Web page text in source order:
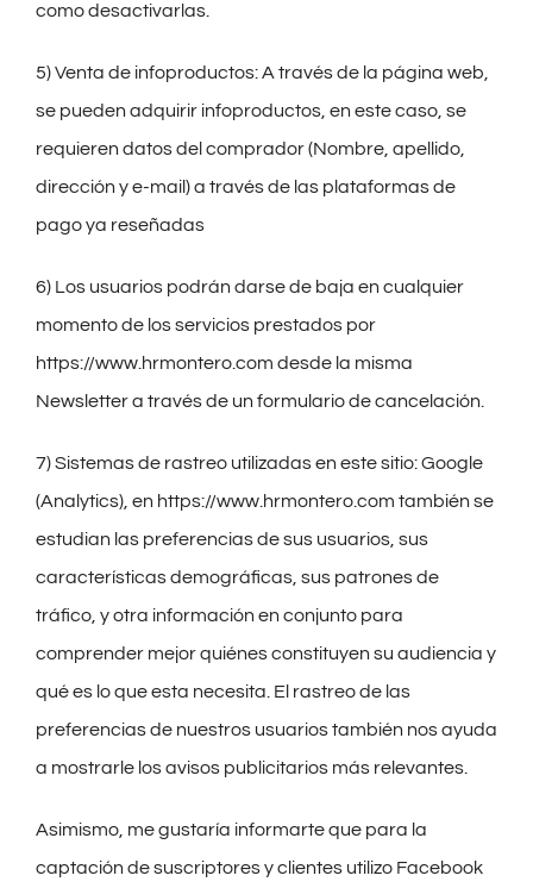
como desactivarlas.
5) Venta de infoproductos: A través de la página web,
se pueden adquirir infoproductos, en este caso, se
requieren datos del comprador (Nombre, apellido,
dirección y e-mail) a través de las plataformas de
pago ya reseñadas
6) Los usuarios podrán darse de baja en cualquier
momento de los servicios prestados por
https://www.hrmontero.com desde la misma
Newsletter a través de un formulario de cancelación.
7) Sistemas de rastreo utilizadas en este sitio: Google
(Analytics), en https://www.hrmontero.com también se
estudian las preferencias de sus usuarios, sus
características demográficas, sus patrones de
tráfico, y otra información en conjunto para
comprender mejor quiénes constituyen su audiencia y
qué es lo que esta necesita. El rastreo de las
preferencias de nuestros usuarios también nos ayuda
a mostrarle los avisos publicitarios más relevantes.
Asimismo, me gustaría informarte que para la
captación de suscriptores y clientes utilizo Facebook